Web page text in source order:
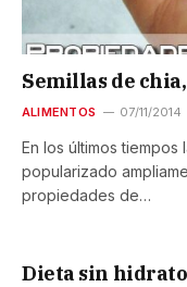
Semillas de
ALIMENTOS 07/11/2014
En los últimos tiempos
popularizado
propiedades de…
Dieta sin